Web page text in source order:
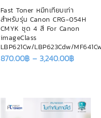
Fast Toner หมึกเทียบเท่า
สำหรับรุ่น Canon CRG-054H
CMYK ชุด 4 สี For Canon
imageClass
LBP621Cw/LBP623Cdw/
870.00฿– 3,240.00฿